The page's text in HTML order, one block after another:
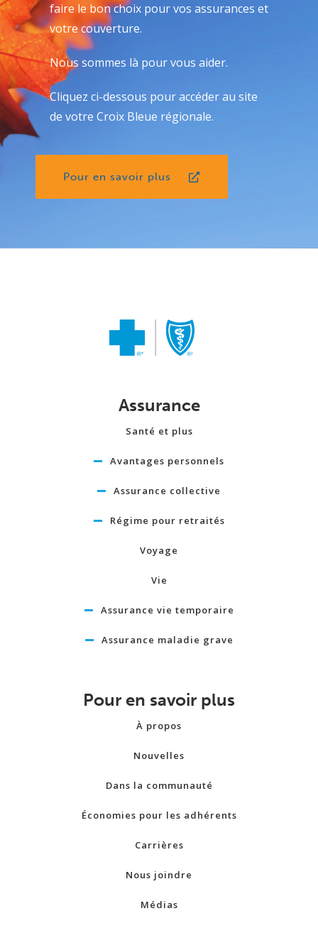
faire le bon choix pour vos assurances et
votre couverture.
Nous sommes là pour vous aider.
Cliquez ci-dessous pour accéder au site
de votre Croix Bleue régionale.
Pour en savoir plus
Assurance
Santé et plus
Avantages personnels
Assurance collective
Régime pour retraités
Voyage
Vie
Assurance vie temporaire
Assurance maladie grave
Pour en savoir plus
À propos
Nouvelles
Dans la communauté
Économies pour les adhérents
Carrières
Nous joindre
Médias